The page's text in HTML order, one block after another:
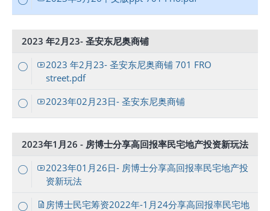
2023 年2月23- 圣安东尼奥商铺
2023 年2月23- 圣安东尼奥商铺 701 FRO
street.pdf
2023年02月23日- 圣安东尼奥商铺
2023年1月26 - 房博士分享高回报率民宅地产投资新玩法
2023年01月26日- 房博士分享高回报率民宅地产投
资新玩法
房博士民宅筹资2022年-1月24分享高回报率民宅地